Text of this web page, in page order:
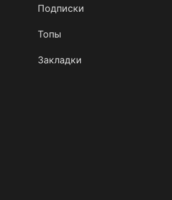
Подписки
Топы
Закладки